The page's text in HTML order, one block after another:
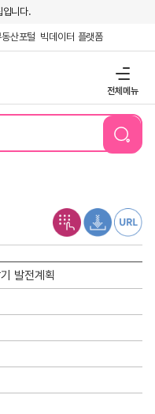
입니다.
산포털 빅데이터 플랫폼
전체메뉴
발전계획